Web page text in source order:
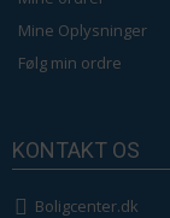
Mine Oplysninger
Følg min ordre
KONTAKT OS
Boligcenter.dk